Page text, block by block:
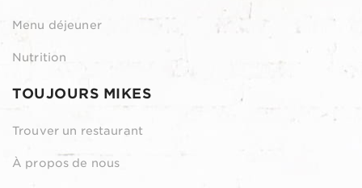
Menu déjeuner
Nutrition
TOUJOURS MIKES
Trouver un restaurant
À propos de nous